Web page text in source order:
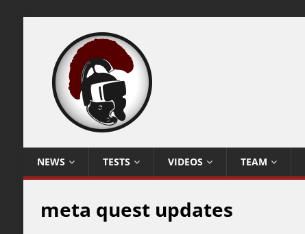
NEWS TESTS VIDEOS TEAM
meta quest updates